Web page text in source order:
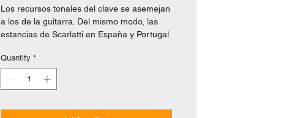
Los recursos tonales del clave se asemejan
a los de la guitarra. Del mismo modo, las
estancias de Scarlatti en España y Portugal
guitarra y la vida española proporcionan
irresistible atractivo de estas pequeñas
Comprendiendo los elementos compositivos
Quantity *